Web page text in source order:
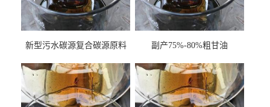
新型污水碳源复合碳源原料
副产75%-80%粗甘油